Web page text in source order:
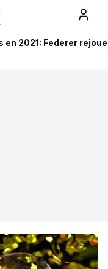
en 2021: Federer